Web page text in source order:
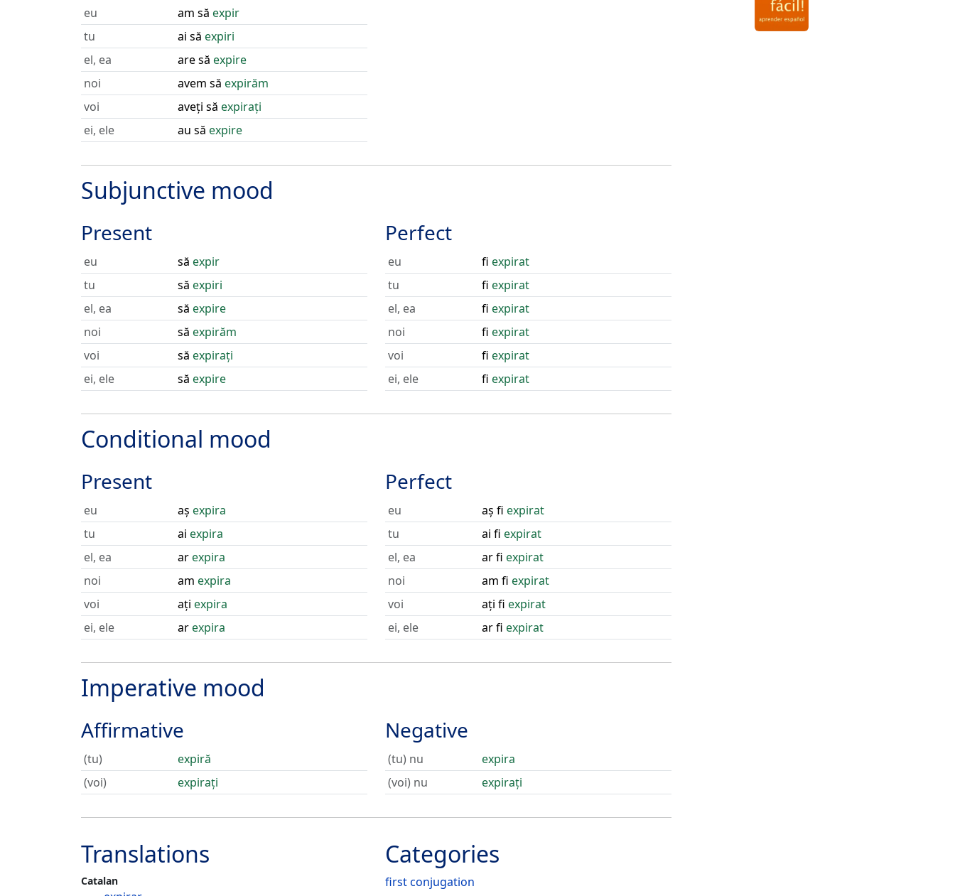
eu am să expir
tu
ai să expiri
el, ea
are să expire
noi
avem să expirăm
voi
aveți să expirați
ei, ele
au să expire
Subjunctive mood
Present
eu să expir
tu
să expiri
el, ea
să expire
noi
să expirăm
voi
să expirați
ei, ele
să expire
Perfect
eu fi expirat
tu
fi expirat
el, ea
fi expirat
noi
fi expirat
voi
fi expirat
ei, ele
fi expirat
Conditional mood
Present
eu aș expira
tu
ai expira
el, ea
arexpira
noi
am expira
voi
ați expira
ei, ele
arexpira
Perfect
eu aș fi expirat
tu
ai fi expirat
el, ea
ar fi expirat
noi
am fi expirat
voi
ați fi expirat
ei, ele
ar fi expirat
Imperative mood
Affirmative
(tu)
expiră
(voi)
expirați
Negative
(tu) nu
expira
(voi) nu
expirați
Categories
first conjugation
Translations
Catalan